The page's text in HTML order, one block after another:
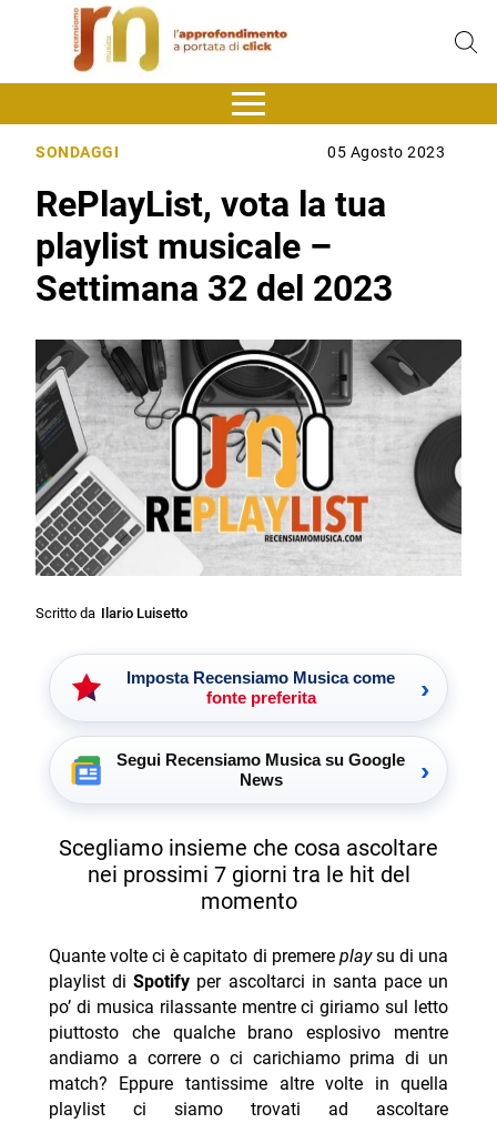
SONDAGGI 05 Agosto 2023
RePlayList, vota la tua
playlist musicale –
Settimana 32 del 2023
Scritto da Ilario Luisetto
Imposta Recensiamo Musica come
fonte preferita
›
Segui Recensiamo Musica su Google
News
›
Scegliamo insieme che cosa ascoltare
nei prossimi 7 giorni tra le hit del
momento
Quante volte ci è capitato di premere playsu di una
playlist diSpotify per ascoltarci in santa pace un
po’ di musica rilassante mentre ci giriamo sul letto
piuttosto che qualche brano esplosivo mentre
andiamo a correre o ci carichiamo prima di un
match? Eppure tantissime altre volte in quella
playlist ci siamo trovati ad ascoltare